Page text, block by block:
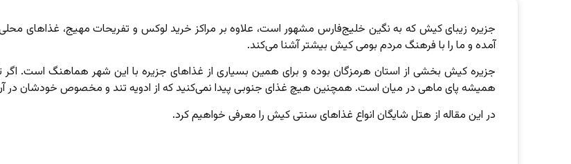
جزیره زیبای کیش که به نگین خلیج‌فارس مشهور است، علاوه بر مراکز خرید لوکس و تفریحات مهیج، غذاهای محلی
آمده و ما را با فرهنگ مردم بومی کیش بیشتر آشنا می‌کند.
جزیره کیش بخشی از استان هرمزگان بوده و برای همین بسیاری از غذاهای جزیره با این شهر هماهنگ است. اگر
همیشه پای ماهی در میان است. همچنین هیچ غذای جنوبی پیدا نمی‌کنید که از ادویه تند و مخصوص خودشان در
در این مقاله از هتل شایگان انواع غذاهای سنتی کیش را معرفی خواهیم کرد.